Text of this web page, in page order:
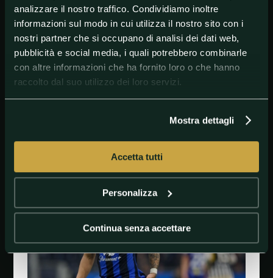
analizzare il nostro traffico. Condividiamo inoltre
informazioni sul modo in cui utilizza il nostro sito con i
nostri partner che si occupano di analisi dei dati web,
pubblicità e social media, i quali potrebbero combinarle
con altre informazioni che ha fornito loro o che hanno
raccolto dal suo utilizzo dei loro servizi.
Mostra dettagli
Accetta tutti
Personalizza
Continua senza accettare
Le probabili formazioni di Inter-Fluminense
INTER (3-5-2): Sommer; Darmian, Acerbi, Bastoni;
Dumfries, Barella, Asllani, Mkhitaryan, Dimarco; F. P.
Esposito, Lautaro Martinez. Allenatore: Cristian
Chivu.
FLUMINENSE (4-3-3): Fabio; Xavier, Ignacio, Freytes,